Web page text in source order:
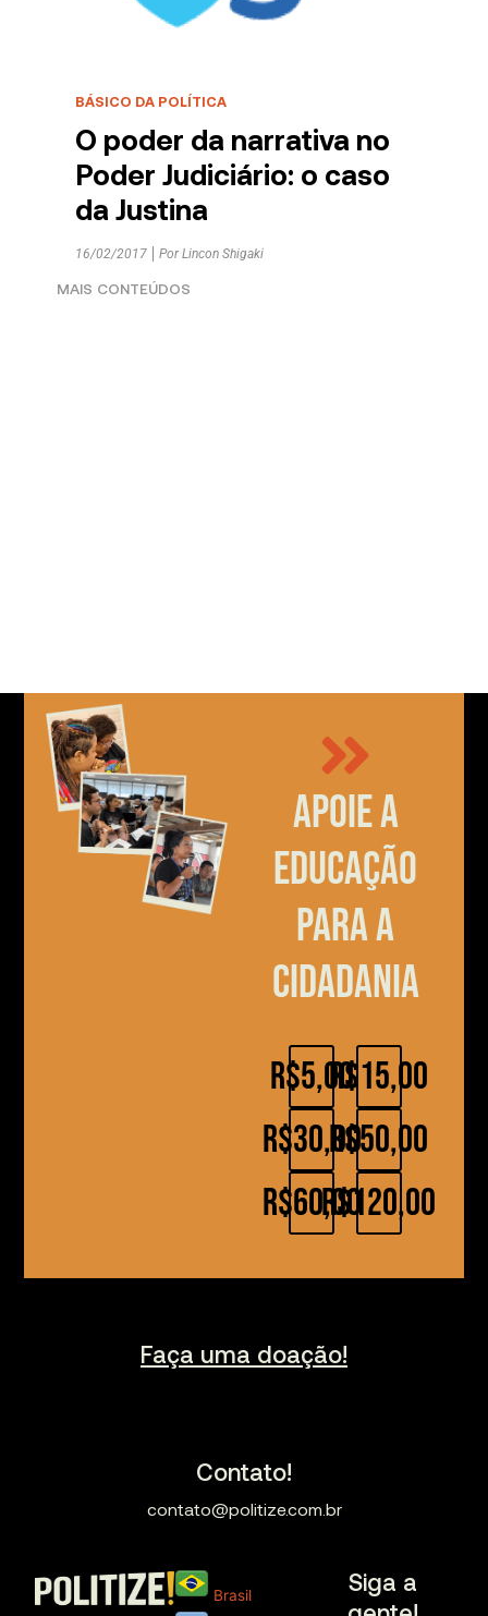
BÁSICO DA POLÍTICA
O poder da narrativa no
Poder Judiciário: o caso
da Justina
16/02/2017 Por Lincon Shigaki
Apoie a
educação
para a
cidadania
R$5,00
R$30,00
R$60,00
R$15,00
R$50,00
R$120,00
Faça uma doação!
Contato!
contato@politize.com.br
Brasil
Siga a